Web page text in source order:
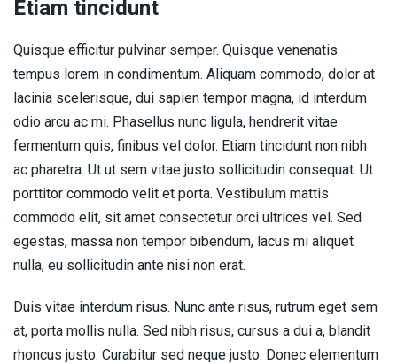
Etiam tincidunt
Quisque efficitur pulvinar semper. Quisque venenatis
tempus lorem in condimentum. Aliquam commodo, dolor at
lacinia scelerisque, dui sapien tempor magna, id interdum
odio arcu ac mi. Phasellus nunc ligula, hendrerit vitae
fermentum quis, finibus vel dolor. Etiam tincidunt non nibh
ac pharetra. Ut ut sem vitae justo sollicitudin consequat. Ut
porttitor commodo velit et porta. Vestibulum mattis
commodo elit, sit amet consectetur orci ultrices vel. Sed
egestas, massa non tempor bibendum, lacus mi aliquet
nulla, eu sollicitudin ante nisi non erat.
Duis vitae interdum risus. Nunc ante risus, rutrum eget sem
at, porta mollis nulla. Sed nibh risus, cursus a dui a, blandit
rhoncus justo. Curabitur sed neque justo. Donec elementum